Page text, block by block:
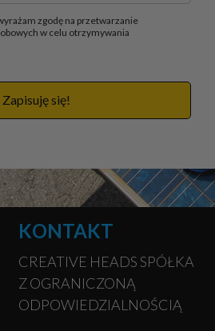
zgodę na przetwarzanie
w celu otrzymywania
Zapisuję się!
KONTAKT
CREATIVE HEADS SPÓŁKA
Z OGRANICZONĄ
ODPOWIEDZIALNOŚCIĄ